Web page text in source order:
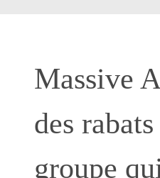
Massive
des
groupe